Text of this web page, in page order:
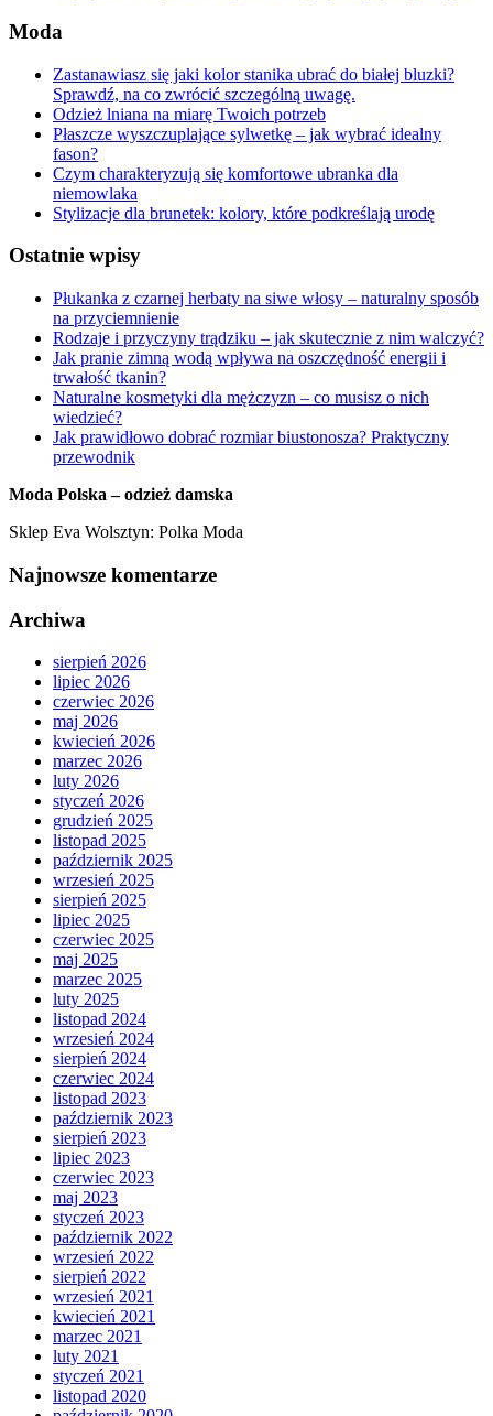
Moda
Zastanawiasz się jaki kolor stanika ubrać do białej bluzki?
Sprawdź, na co zwrócić szczególną uwagę.
Odzież lniana na miarę Twoich potrzeb
Płaszcze wyszczuplające sylwetkę – jak wybrać idealny
fason?
Czym charakteryzują się komfortowe ubranka dla
niemowlaka
Stylizacje dla brunetek: kolory, które podkreślają urodę
Ostatnie wpisy
Płukanka z czarnej herbaty na siwe włosy – naturalny sposób
na przyciemnienie
Rodzaje i przyczyny trądziku – jak skutecznie z nim walczyć?
Jak pranie zimną wodą wpływa na oszczędność energii i
trwałość tkanin?
Naturalne kosmetyki dla mężczyzn – co musisz o nich
wiedzieć?
Jak prawidłowo dobrać rozmiar biustonosza? Praktyczny
przewodnik
Moda Polska – odzież damska
Sklep Eva Wolsztyn: Polka Moda
Najnowsze komentarze
Archiwa
sierpień 2026
lipiec 2026
czerwiec 2026
maj 2026
kwiecień 2026
marzec 2026
luty 2026
styczeń 2026
grudzień 2025
listopad 2025
październik 2025
wrzesień 2025
sierpień 2025
lipiec 2025
czerwiec 2025
maj 2025
marzec 2025
luty 2025
listopad 2024
wrzesień 2024
sierpień 2024
czerwiec 2024
listopad 2023
październik 2023
sierpień 2023
lipiec 2023
czerwiec 2023
maj 2023
styczeń 2023
październik 2022
wrzesień 2022
sierpień 2022
wrzesień 2021
kwiecień 2021
marzec 2021
luty 2021
styczeń 2021
listopad 2020